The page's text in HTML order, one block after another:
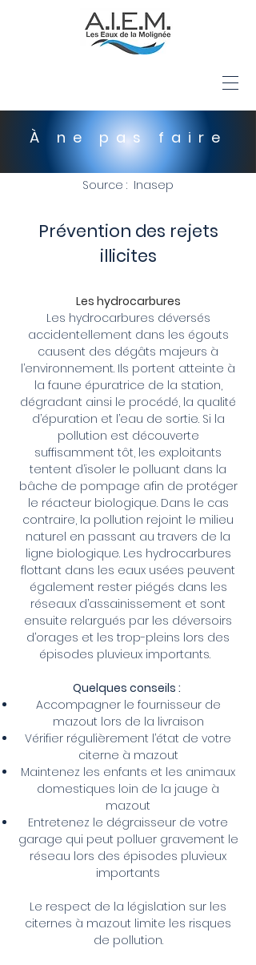
​À ne pas faire
Source : Inasep
Prévention des rejets
illicites
Les hydrocarbures
Les hydrocarbures déversés
accidentellement dans les égouts
causent des dégâts majeurs à
l’environnement. Ils portent atteinte à
la faune épuratrice de la station,
dégradant ainsi le procédé, la qualité
d’épuration et l’eau de sortie. Si la
pollution est découverte
suffisamment tôt, les exploitants
tentent d’isoler le polluant dans la
bâche de pompage afin de protéger
le réacteur biologique. Dans le cas
contraire, la pollution rejoint le milieu
naturel en passant au travers de la
ligne biologique. Les hydrocarbures
flottant dans les eaux usées peuvent
également rester piégés dans les
réseaux d’assainissement et sont
ensuite relargués par les déversoirs
d’orages et les trop-pleins lors des
épisodes pluvieux importants.
Quelques conseils :
Accompagner le fournisseur de
mazout lors de la livraison
Vérifier régulièrement l’état de votre
citerne à mazout
Maintenez les enfants et les animaux
domestiques loin de la jauge à
mazout
Entretenez le dégraisseur de votre
garage qui peut polluer gravement le
réseau lors des épisodes pluvieux
importants
Le respect de la législation sur les
citernes à mazout limite les risques
de pollution.